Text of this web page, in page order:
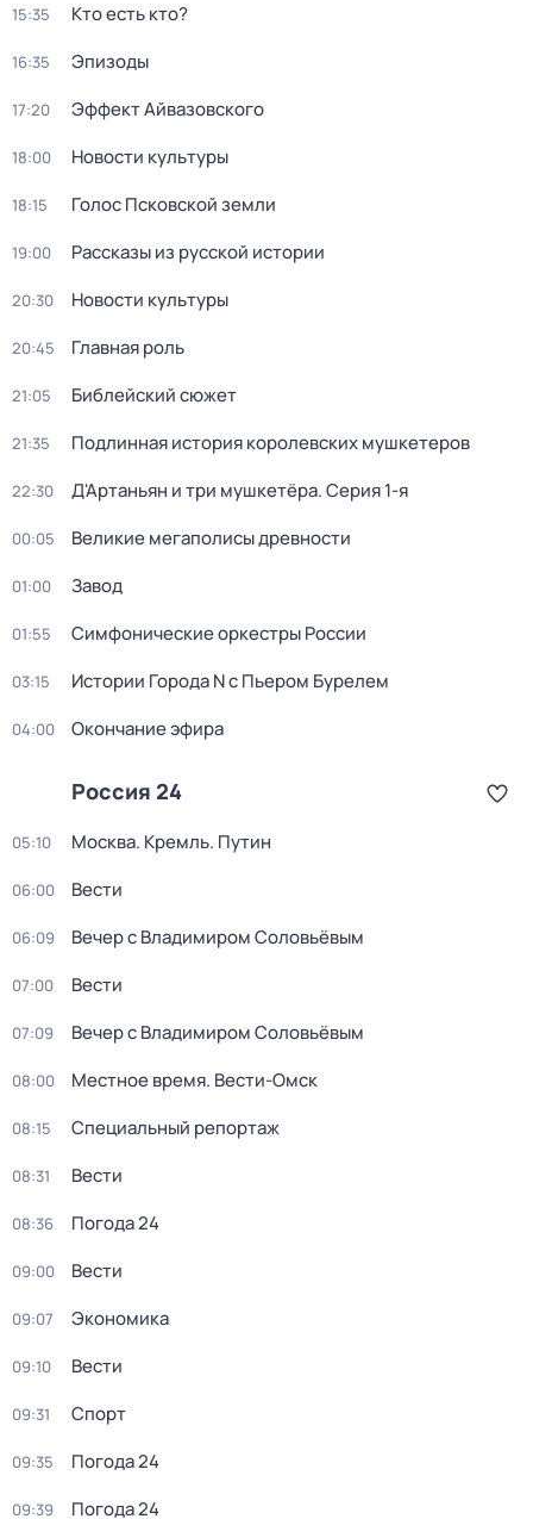
15:35 Кто есть кто?
16:35 Эпизоды
17:20 Эффект Айвазовского
18:00 Новости культуры
18:15 Голос Псковской земли
19:00 Рассказы из русской истории
20:30 Новости культуры
20:45 Главная роль
21:05 Библейский сюжет
21:35 Подлинная история королевских мушкетеров
22:30 Д'Артаньян и три мушкетёра. Серия 1-я
00:05 Великие мегаполисы древности
01:00 Завод
01:55 Симфонические оркестры России
03:15 Истории Города N с Пьером Бурелем
04:00 Окончание эфира
Россия 24
05:10 Москва. Кремль. Путин
06:00 Вести
06:09 Вечер с Владимиром Соловьёвым
07:00 Вести
07:09 Вечер с Владимиром Соловьёвым
08:00 Местное время. Вести-Омск
08:15 Специальный репортаж
08:31 Вести
08:36 Погода 24
09:00 Вести
09:07 Экономика
09:10 Вести
09:31 Спорт
09:35 Погода 24
09:39 Погода 24